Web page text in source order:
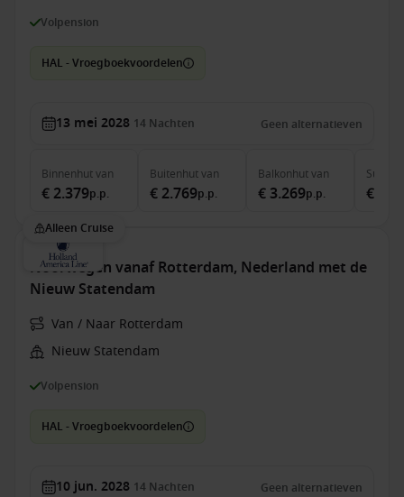
Volpension
HAL - Vroegboekvoordelen
13 mei 2028 14 Nachten Geen alternatieven
Binnenhutvan
€ 2.379p.p.
Buitenhutvan
€ 2.769p.p.
Balkonhutvan
€ 3.269p.p.
Suite
€
Alleen Cruise
Noorwegen vanaf Rotterdam, Nederland met de
Nieuw Statendam
Van / Naar Rotterdam
Nieuw Statendam
Volpension
HAL - Vroegboekvoordelen
10 jun. 2028 14 Nachten Geen alternatieven